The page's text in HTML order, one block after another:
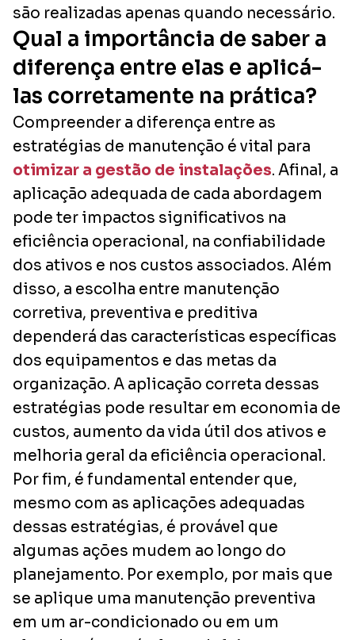
são realizadas apenas quando necessário.
Qual a importância de saber a
diferença entre elas e aplicá-
las corretamente na prática?
Compreender a diferença entre as
estratégias de manutenção é vital para
otimizar a gestão de instalações. Afinal, a
aplicação adequada de cada abordagem
pode ter impactos significativos na
eficiência operacional, na confiabilidade
dos ativos e nos custos associados. Além
disso, a escolha entre manutenção
corretiva, preventiva e preditiva
dependerá das características específicas
dos equipamentos e das metas da
organização. A aplicação correta dessas
estratégias pode resultar em economia de
custos, aumento da vida útil dos ativos e
melhoria geral da eficiência operacional.
Por fim, é fundamental entender que,
mesmo com as aplicações adequadas
dessas estratégias, é provável que
algumas ações mudem ao longo do
planejamento. Por exemplo, por mais que
se aplique uma manutenção preventiva
em um ar-condicionado ou em um